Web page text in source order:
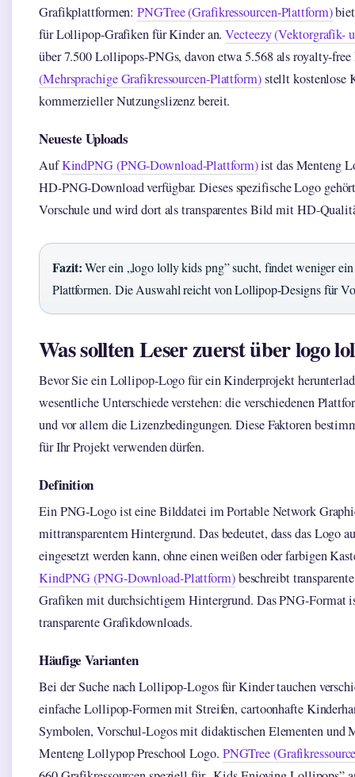
Grafikplattformen:PNGTree (Grafikressourcen-Plattform)
für Lollipop-Grafiken für Kinder an.Vecteezy (Vektorgrafik-
über 7.500 Lollipops-PNGs, davon etwa 5.568 als royalty-
(Mehrsprachige Grafikressourcen-Plattform)stellt kostenlose
kommerzieller Nutzungslizenz bereit.
Neueste Uploads
AufKindPNG (PNG-Download-Plattform)ist das Menteng
HD-PNG-Download verfügbar. Dieses spezifische Logo
Vorschule und wird dort als transparentes Bild mit HD-
Fazit:Wer ein „logo lolly kids png” sucht, findet weniger
Plattformen. Die Auswahl reicht von Lollipop-Designs für
Was sollten Leser zuerst über logo
Bevor Sie ein Lollipop-Logo für ein Kinderprojekt
wesentliche Unterschiede verstehen: die verschiedenen
und vor allem die Lizenzbedingungen. Diese Faktoren
für Ihr Projekt verwenden dürfen.
Definition
Ein PNG-Logo ist eine Bilddatei im Portable Network
mittransparentem Hintergrund. Das bedeutet, dass das Logo
eingesetzt werden kann, ohne einen weißen oder farbigen
KindPNG (PNG-Download-Plattform)beschreibt
Grafiken mit durchsichtigem Hintergrund. Das PNG-Format
transparente Grafikdownloads.
Häufige Varianten
Bei der Suche nach Lollipop-Logos für Kinder tauchen
einfache Lollipop-Formen mit Streifen, cartoonhafte
Symbolen, Vorschul-Logos mit didaktischen Elementen und
Menteng Lollypop Preschool Logo. PNGTree